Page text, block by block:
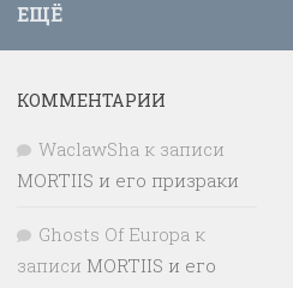
ЕЩЁ
КОММЕНТАРИИ
WaclawSha к записи
MORTIIS и его призраки
Ghosts Of Europa к
записи MORTIIS и его